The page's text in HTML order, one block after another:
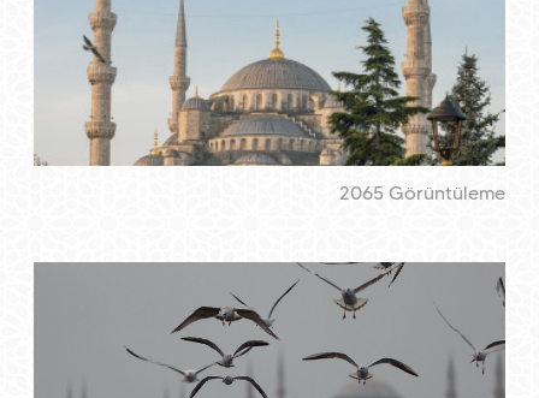
2065 Görüntüleme